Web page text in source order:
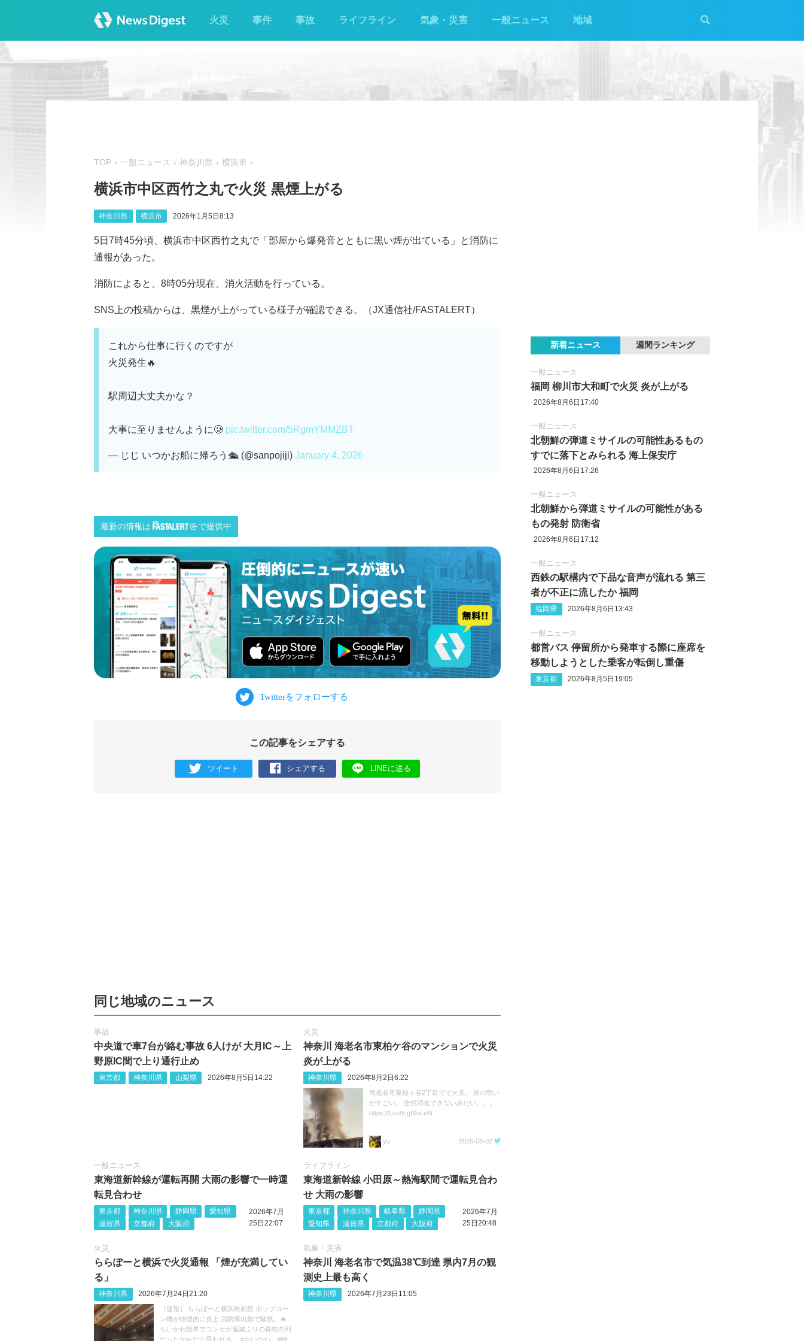
火災 事件 事故 ライフライン 気象・災害 一般ニュース 地域
TOP 一般ニュース 神奈川県 横浜市
横浜市中区西竹之丸で火災 黒煙上がる
神奈川県 横浜市 2026年1月5日8:13
5日7時45分頃、横浜市中区西竹之丸で「部屋から爆発音とともに黒い煙が出ている」と消防に
通報があった。
消防によると、8時05分現在、消火活動を行っている。
SNS上の投稿からは、黒煙が上がっている様子が確認できる。（JX通信社/FASTALERT）
これから仕事に行くのですが
火災発生🔥
駅周辺大丈夫かな？
大事に至りませんように🥲 pic.twitter.com/5RgmYMMZBT
— じじ いつかお船に帰ろう🛳️ (@sanpojiji) January 4, 2026
最新の情報は で提供中
この記事をシェアする
ツイート シェアする LINEに送る
同じ地域のニュース
事故
中央道で車7台が絡む事故 6人けが 大月IC～上
野原IC間で上り通行止め
東京都 神奈川県 山梨県 2026年8月5日14:22
火災
神奈川 海老名市東柏ケ谷のマンションで火災
炎が上がる
神奈川県 2026年8月2日6:22
海老名市東柏ヶ谷2丁目でで火災。 炎の勢い
がすごい。 全然消化できないみたい。。。
https://t.co/tcgfXoLe6t
yu 2026-08-02
一般ニュース
東海道新幹線が運転再開 大雨の影響で一時運
転見合わせ
東京都 神奈川県 静岡県
愛知県
滋賀県
京都府 大阪府
2026年7月
25日22:07
ライフライン
東海道新幹線 小田原～熱海駅間で運転見合わ
せ 大雨の影響
東京都 神奈川県 岐阜県
静岡県
愛知県
滋賀県 京都府 大阪府
2026年7月
25日20:48
火災
ららぽーと横浜で火災通報 「煙が充満してい
る」
神奈川県 2026年7月24日21:20
［速報］ ららぽーと横浜映画館 ポップコー
ン機が物理的に炎上 消防隊出動で騒然。🔥
ちいかわ効果でコンセが鬼滅ぶりの長蛇の列
だったからだと思われる。 #ちいかわ #映
気象・災害
神奈川 海老名市で気温38℃到達 県内7月の観
測史上最も高く
神奈川県 2026年7月23日11:05
新着ニュース 週間ランキング
一般ニュース
福岡 柳川市大和町で火災 炎が上がる
2026年8月6日17:40
一般ニュース
北朝鮮の弾道ミサイルの可能性あるもの
すでに落下とみられる 海上保安庁
2026年8月6日17:26
一般ニュース
北朝鮮から弾道ミサイルの可能性がある
もの発射 防衛省
2026年8月6日17:12
一般ニュース
西鉄の駅構内で下品な音声が流れる 第三
者が不正に流したか 福岡
福岡県 2026年8月6日13:43
一般ニュース
都営バス 停留所から発車する際に座席を
移動しようとした乗客が転倒し重傷
東京都 2026年8月5日19:05